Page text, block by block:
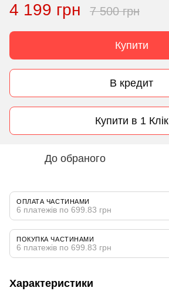
4 199 грн 7 500 грн
Купити
В кредит
Купити в 1 Клік
До обраного
ОПЛАТА ЧАСТИНАМИ
6 платежів по 699.83 грн
ПОКУПКА ЧАСТИНАМИ
6 платежів по 699.83 грн
Характеристики